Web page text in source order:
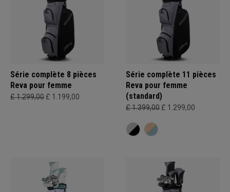
Série complète 8 pièces
Reva pour femme
£ 1.299,00 £ 1.199,00
Série complète 11 pièces
Reva pour femme
(standard)
£ 1.399,00 £ 1.299,00